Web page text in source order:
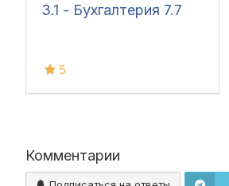
3.1 - Бухгалтерия 7.7
5
Комментарии